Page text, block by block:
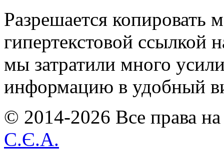
Разрешается копировать
гипертекстовой ссылкой
мы затратили много
информацию в удобный
© 2014-2026 Все права
С.Є.А.